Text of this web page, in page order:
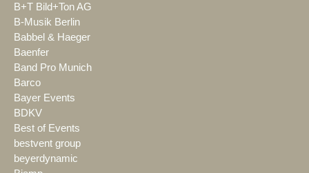
B+T Bild+Ton AG
B-Musik Berlin
Babbel & Haeger
Baenfer
Band Pro Munich
Barco
Bayer Events
BDKV
Best of Events
bestvent group
beyerdynamic